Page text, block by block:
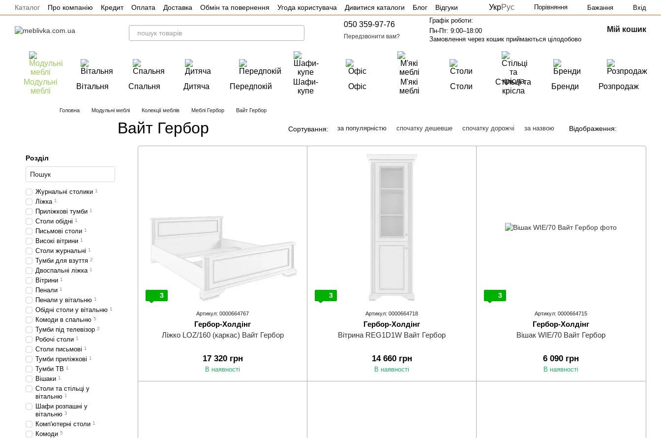
Перейти до основного контенту
Каталог Про компанію Кредит Оплата Доставка Обмін та повернення Угода користувача Дивитися каталоги Блог
Відгуки
Акції
УкрРус Порівняння Бажання Вхід
050 359-97-76
Передзвонити вам?
Графік роботи:
Пн-Пт: 9:00–18:00
Замовлення через кошик приймаються цілодобово
Мій кошик
Модульні
меблі
Вітальня Спальня Дитяча Передпокій
Шафи-
купе
Офіс
М'які
меблі
Столи
Стільці та
крісла
Бренди Розпродаж
Головна Модульні меблі Колекції меблів Меблі Гербор Вайт Гербор
Вайт Гербор Сортування: за популярністю спочатку дешевше спочатку дорожчі за назвою Відображення:
3
Артикул: 0000664767
Гербор-Холдінг
Ліжко LOZ/160 (каркас) Вайт Гербор
17 320 грн
В наявності
3
Артикул: 0000664718
Гербор-Холдінг
Вітрина REG1D1W Вайт Гербор
14 660 грн
В наявності
3
Артикул: 0000664715
Гербор-Холдінг
Вішак WIE/70 Вайт Гербор
6 090 грн
В наявності
Розділ
Журнальні столики 1
Ліжка 1
Приліжкові тумби 1
Столи обідні 1
Письмові столи 1
Високі вітрини 1
Столи журнальні 1
Тумби для взуття 2
Двоспальні ліжка 1
Вітрини 1
Пенали 1
Пенали у вітальню 1
Обідні столи у вітальню 1
Комоди в спальню 5
Тумби під телевізор 2
Робочі столи 1
Столи письмові 1
Тумби приліжкові 1
Тумби ТВ 1
Вішаки 1
Столи та стільці у
вітальню 1
Шафи розпашні у
вітальню 3
Комп'ютерні столи 1
Комоди 5